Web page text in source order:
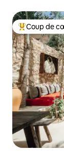
Coup de
Coup de